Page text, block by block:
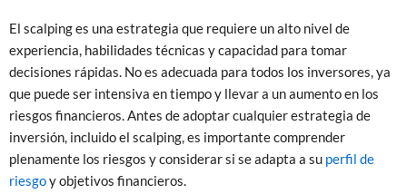
El scalping es una estrategia que requiere un alto nivel de
experiencia, habilidades técnicas y capacidad para tomar
decisiones rápidas. No es adecuada para todos los inversores, ya
que puede ser intensiva en tiempo y llevar a un aumento en los
riesgos financieros. Antes de adoptar cualquier estrategia de
inversión, incluido el scalping, es importante comprender
plenamente los riesgos y considerar si se adapta a su perfil de
riesgoy objetivos financieros.